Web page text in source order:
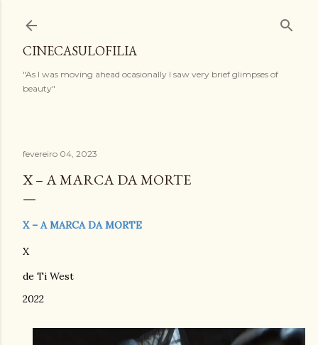
CINECASULOFILIA
"As I was moving ahead ocasionally I saw very brief glimpses of
beauty"
fevereiro 04, 2023
X – A MARCA DA MORTE
X – A MARCA DA MORTE
X
de Ti West
2022